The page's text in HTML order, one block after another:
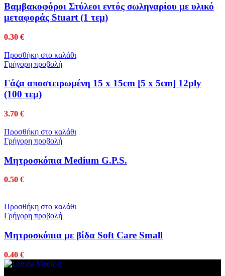
Βαμβακοφόροι Στύλεοι εντός σωληναρίου με υλικό
μεταφοράς Stuart (1 τεμ)
0.30 €
Προσθήκη στο καλάθι
Γρήγορη προβολή
Γάζα αποστειρωμένη 15 x 15cm [5 x 5cm] 12ply
(100 τεμ)
3.70 €
Προσθήκη στο καλάθι
Γρήγορη προβολή
Μητροσκόπια Medium G.P.S.
0.50 €
Προσθήκη στο καλάθι
Γρήγορη προβολή
Μητροσκόπια με βίδα Soft Care Small
0.40 €